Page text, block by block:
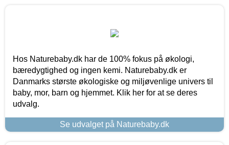
Hos Naturebaby.dk har de 100% fokus på økologi,
bæredygtighed og ingen kemi. Naturebaby.dk er
Danmarks største økologiske og miljøvenlige univers til
baby, mor, barn og hjemmet. Klik her for at se deres
udvalg.
Se udvalget på Naturebaby.dk